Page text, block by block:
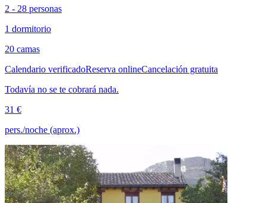
2 - 28 personas
1 dormitorio
20 camas
Calendario verificadoReserva onlineCancelación gratuita
Todavía no se te cobrará nada.
31 €
pers./noche (aprox.)